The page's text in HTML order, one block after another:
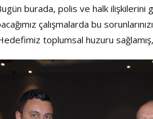
burada, polis ve halk
çalışmalarda bu
toplumsal huzuru